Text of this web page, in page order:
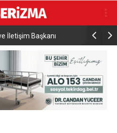
İletişim Başkanı Başkan
ettiğimiz